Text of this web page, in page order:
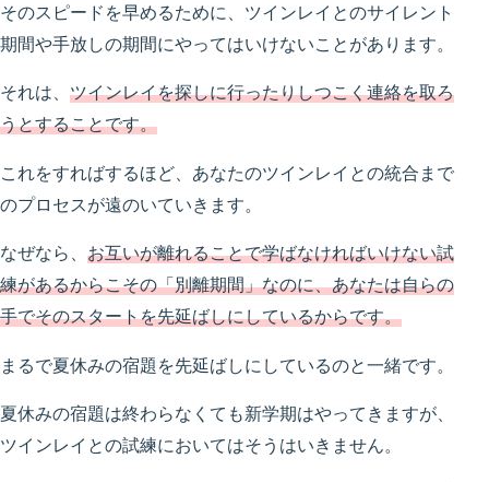
そのスピードを早めるために、ツインレイとのサイレント
期間や手放しの期間にやってはいけないことがあります。
それは、 ツインレイを探しに行ったりしつこく連絡を取ろ
うとすることです。
これをすればするほど、あなたのツインレイとの統合まで
のプロセスが遠のいていきます。
なぜなら、 お互いが離れることで学ばなければいけない試
練があるからこその「別離期間」なのに、あなたは自らの
手でそのスタートを先延ばしにしているからです。
まるで夏休みの宿題を先延ばしにしているのと一緒です。
夏休みの宿題は終わらなくても新学期はやってきますが、
ツインレイとの試練においてはそうはいきません。